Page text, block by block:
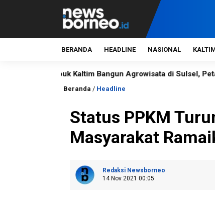
BERANDA HEADLINE NASIONAL
Pupuk Kaltim Bangun Agrowisata di Sulsel, Petani Kini
Beranda / Headline
Status PPKM
Masyarakat
Redaksi Newsborneo
14 Nov 2021 00:05